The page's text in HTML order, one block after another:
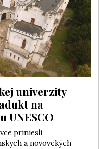
univerzity
na
UNESCO
priniesli
a novovekých